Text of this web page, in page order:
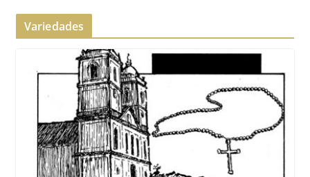
Variedades